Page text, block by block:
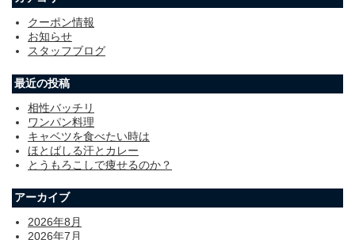
クーポン情報
お知らせ
スタッフブログ
最近の投稿
相性バッチリ
ワンパン料理
キャベツを食べたい時は
ほとばしる汗とカレー
とうもろこしで痩せるのか？
アーカイブ
2026年8月
2026年7月